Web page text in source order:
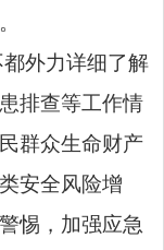
外力详细了解
排查等工作情
群众生命财产
安全风险增
惕，加强应急